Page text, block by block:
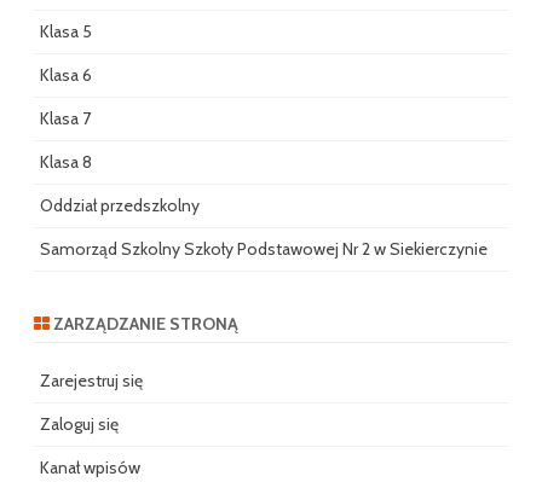
Klasa 5
Klasa 6
Klasa 7
Klasa 8
Oddział przedszkolny
Samorząd Szkolny Szkoły Podstawowej Nr 2 w Siekierczynie
ZARZĄDZANIE STRONĄ
Zarejestruj się
Zaloguj się
Kanał wpisów